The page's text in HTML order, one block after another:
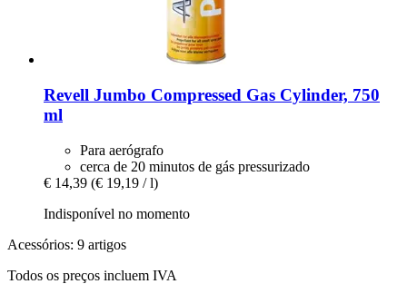
Revell Jumbo Compressed Gas Cylinder, 750
ml
Para aerógrafo
cerca de 20 minutos de gás pressurizado
€ 14,39 (€ 19,19 / l)
Indisponível no momento
Acessórios: 9 artigos
Todos os preços incluem IVA